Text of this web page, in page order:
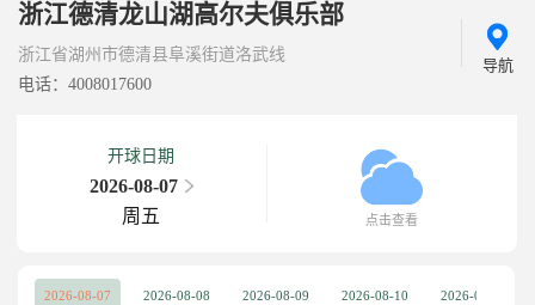
浙江德清龙山湖高尔夫俱乐部
浙江省湖州市德清县阜溪街道洛武线
电话：4008017600
导航
开球日期
2026-08-07
周五
点击查看
2026-08-07
2026-08-08
2026-08-09
2026-08-10
2026-08-11